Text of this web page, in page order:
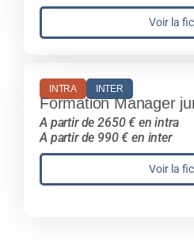
Voir la
INTRA INTER
Formation Manager
A partir de 2650 € en intra
A partir de 990 € en inter
Voir la